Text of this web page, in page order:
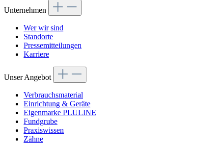
Unternehmen
Wer wir sind
Standorte
Pressemitteilungen
Karriere
Unser Angebot
Verbrauchsmaterial
Einrichtung & Geräte
Eigenmarke PLULINE
Fundgrube
Praxiswissen
Zähne